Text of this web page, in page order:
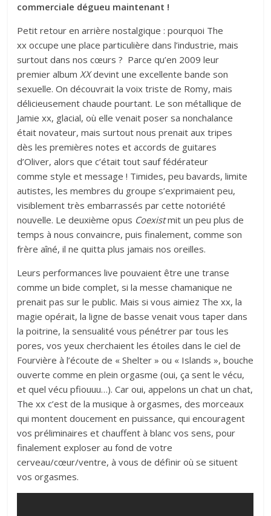
commerciale dégueu maintenant !
Petit retour en arrière nostalgique : pourquoi The
xx occupe une place particulière dans l’industrie, mais
surtout dans nos cœurs ? Parce qu’en 2009 leur
premier albumXXdevint une excellente bande son
sexuelle. On découvrait la voix triste de Romy, mais
délicieusement chaude pourtant. Le son métallique de
Jamie xx, glacial, où elle venait poser sa nonchalance
était novateur, mais surtout nous prenait aux tripes
dès les premières notes et accords de guitares
d’Oliver, alors que c’était tout sauf fédérateur
comme style et message ! Timides, peu bavards, limite
autistes, les membres du groupe s’exprimaient peu,
visiblement très embarrassés par cette notoriété
nouvelle. Le deuxième opus Coexistmit un peu plus de
temps à nous convaincre, puis finalement, comme son
frère aîné, il ne quitta plus jamais nos oreilles.
Leurs performances live pouvaient être une transe
comme un bide complet, si la messe chamanique ne
prenait pas sur le public. Mais si vous aimiez The xx, la
magie opérait, la ligne de basse venait vous taper dans
la poitrine, la sensualité vous pénétrer par tous les
pores, vos yeux cherchaient les étoiles dans le ciel de
Fourvière à l’écoute de « Shelter » ou « Islands », bouche
ouverte comme en plein orgasme (oui, ça sent le vécu,
et quel vécu pfiouuu…). Car oui, appelons un chat un chat,
The xx c’est de la musique à orgasmes, des morceaux
qui montent doucement en puissance, qui encouragent
vos préliminaires et chauffent à blanc vos sens, pour
finalement exploser au fond de votre
cerveau/cœur/ventre, à vous de définir où se situent
vos orgasmes.